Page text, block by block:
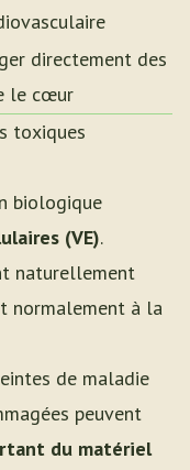
directement des
le cœur
toxiques
biologique
(VE).
naturellement
normalement à la
de maladie
peuvent
du matériel